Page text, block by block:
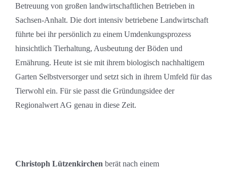
Betreuung von großen landwirtschaftlichen Betrieben in
Sachsen-Anhalt. Die dort intensiv betriebene Landwirtschaft
führte bei ihr persönlich zu einem Umdenkungsprozess
hinsichtlich Tierhaltung, Ausbeutung der Böden und
Ernährung. Heute ist sie mit ihrem biologisch nachhaltigem
Garten Selbstversorger und setzt sich in ihrem Umfeld für das
Tierwohl ein. Für sie passt die Gründungsidee der
Regionalwert AG genau in diese Zeit.
Christoph Lützenkirchen berät nach einem